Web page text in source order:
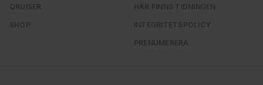
QRUISER
SHOP
HÄR FINNS TIDNINGEN
INTEGRITETSPOLICY
PRENUMERERA